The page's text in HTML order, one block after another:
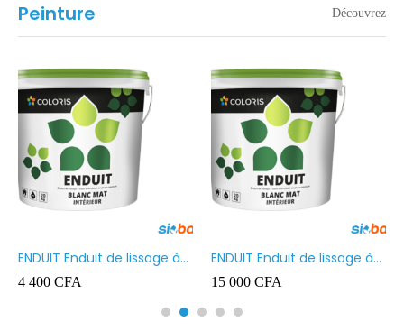
Peinture Découvrez
ENDUIT Enduit de lissage à
base d’émulsion en phase
aqueuse 5kg
4 400 CFA
ENDUIT Enduit de lissage à
base d’émulsion en phase
aqueuse 20kg
15 000 CFA